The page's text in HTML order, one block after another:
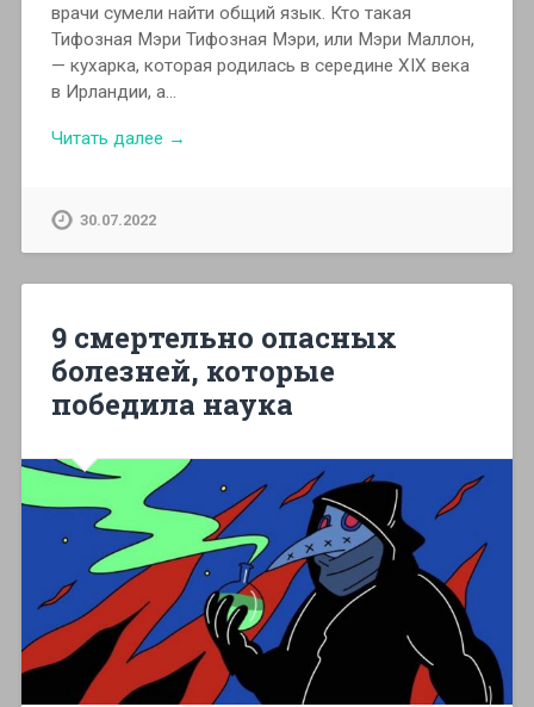
врачи сумели найти общий язык. Кто такая
Тифозная Мэри Тифозная Мэри, или Мэри Маллон,
— кухарка, которая родилась в середине XIX века
в Ирландии, а…
Читать далее →
30.07.2022
9 смертельно опасных
болезней, которые
победила наука